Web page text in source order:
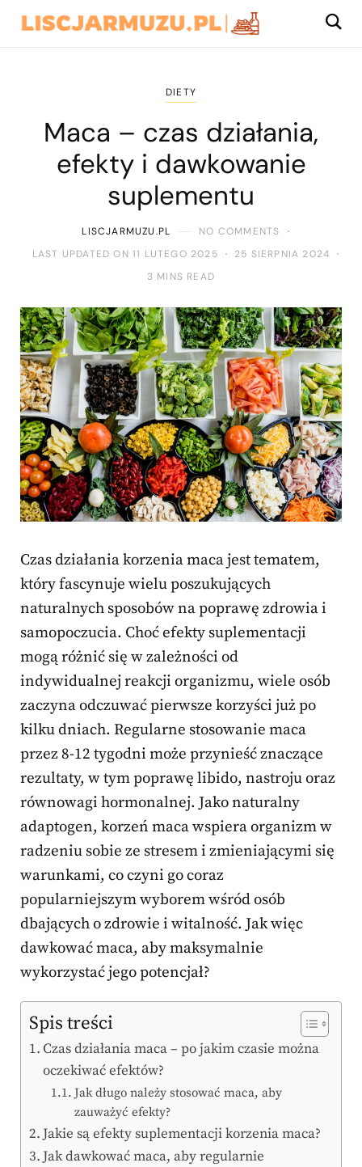
DIETY
Maca – czas działania,
efekty i dawkowanie
suplementu
LISCJARMUZU.PL
NO COMMENTS
LAST UPDATED ON 11 LUTEGO 2025
25 SIERPNIA 2024
3 MINS READ
Czas działania korzenia maca jest tematem,
który fascynuje wielu poszukujących
naturalnych sposobów na poprawę zdrowia i
samopoczucia. Choć efekty suplementacji
mogą różnić się w zależności od
indywidualnej reakcji organizmu, wiele osób
zaczyna odczuwać pierwsze korzyści już po
kilku dniach. Regularne stosowanie maca
przez 8-12 tygodni może przynieść znaczące
rezultaty, w tym poprawę libido, nastroju oraz
równowagi hormonalnej. Jako naturalny
adaptogen, korzeń maca wspiera organizm w
radzeniu sobie ze stresem i zmieniającymi się
warunkami, co czyni go coraz
popularniejszym wyborem wśród osób
dbających o zdrowie i witalność. Jak więc
dawkować maca, aby maksymalnie
wykorzystać jego potencjał?
Spis treści
Czas działania maca – po jakim czasie można
oczekiwać efektów?
Jak długo należy stosować maca, aby
zauważyć efekty?
Jakie są efekty suplementacji korzenia maca?
Jak dawkować maca, aby regularnie